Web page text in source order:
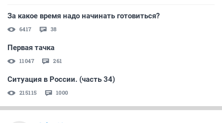
За какое время надо начинать готовиться?
6417 38
Первая тачка
11047 261
Ситуация в России. (часть 34)
215115 1000